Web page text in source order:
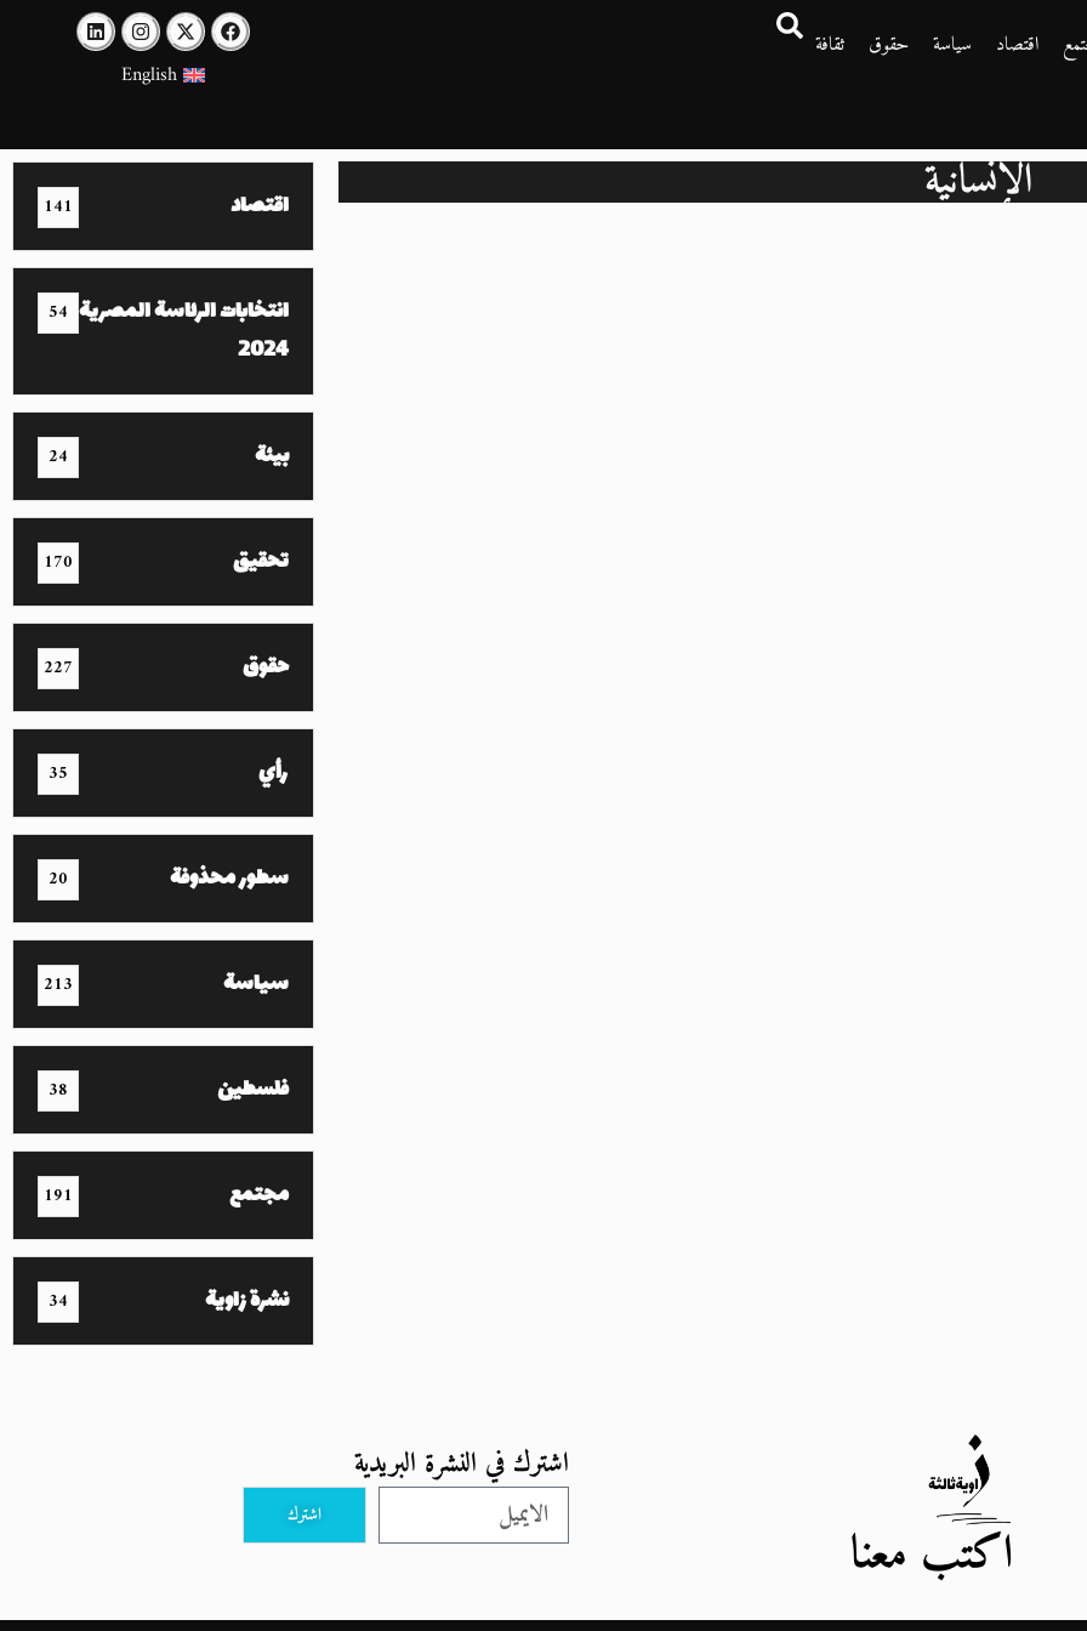
اقتصاد سياسة حقوق
ثقافة
English
الإنسانية اقتصاد 141
انتخابات الرئاسة المصرية
2024
54
بيئة 24
تحقيق 170
حقوق 227
رأي 35
سطور محذوفة 20
سياسة 213
فلسطين 38
مجتمع 191
نشرة زاوية 34
اكتب معنا
اشترك في النشرة البريدية
اشترك